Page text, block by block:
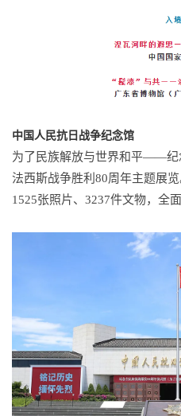
中国人民抗日战争纪念馆
为了民族解放与世界和平——纪
法西斯战争胜利80周年主题展览
1525张照片、3237件文物，全